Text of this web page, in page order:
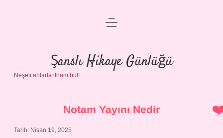
Anasayfa
Gizlilik Politikası
menüyü
Şanslı Hikaye Günlüğü
Neşeli anlarla ilham bul!
Notam Yayını Nedir
Tarih: Nisan 19, 2025